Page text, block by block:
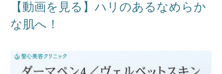
【動画を見る】ハリのあるなめらか
な肌へ！